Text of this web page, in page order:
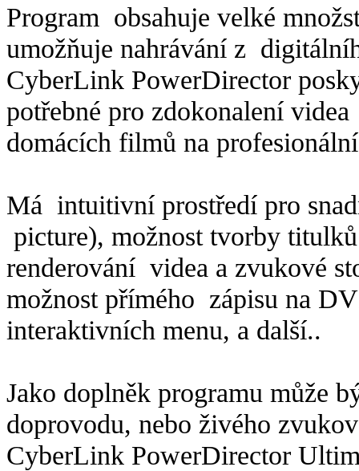
Program obsahuje velké
umožňuje nahrávání z
CyberLink PowerDirector
potřebné pro zdokonalení
domácích filmů na
Má intuitivní prostředí pro
picture), možnost tvorby
renderování videa a zvukové
možnost přímého zápisu na
interaktivních menu, a další..
Jako doplněk programu může
doprovodu, nebo živého
CyberLink PowerDirector